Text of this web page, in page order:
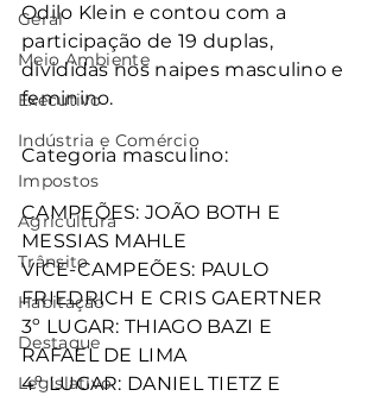
Geral
Meio Ambiente
Executivo
Indústria e Comércio
Impostos
Agricultura
Trânsito
Habitação
Destaque
Legislativo
Odilo Klein e contou com a
participação de 19 duplas,
divididas nos naipes masculino e
feminino.
Categoria masculino:
CAMPEÕES: JOÃO BOTH E
MESSIAS MAHLE
VICE-CAMPEÕES: PAULO
FRIEDRICH E CRIS GAERTNER
3º LUGAR: THIAGO BAZI E
RAFAEL DE LIMA
4º LUGAR: DANIEL TIETZ E